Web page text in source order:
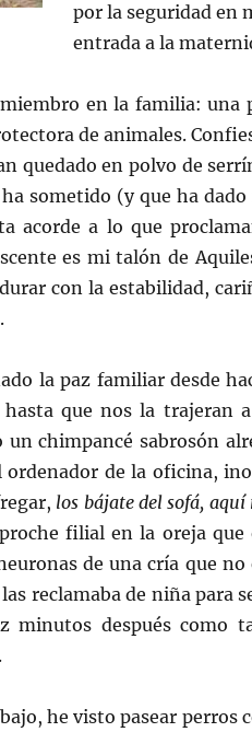
por la seguridad en
entrada a la
en la familia: una
de animales.
quedado en polvo de
sometido (y que ha
acorde a lo que
es mi talón de
con la estabilidad,
la paz familiar desde
que nos la trajeran
un chimpancé sabrosón
de la oficina,
los bájate del sofá, aquí
filial en la oreja que
de una cría que
reclamaba de niña para
minutos después
he visto pasear perros